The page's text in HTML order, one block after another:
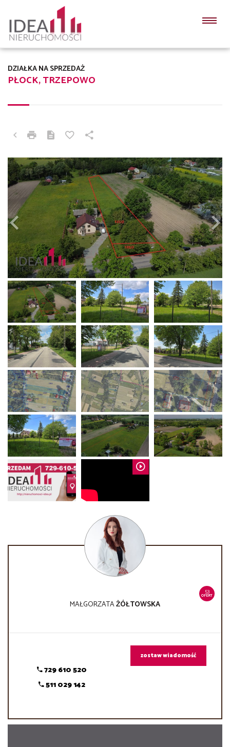
PŁOCK, TRZEPOWO
DZIAŁKA NA SPRZEDAŻ
53
OFERT
MAŁGORZATAŻÓŁTOWSKA
729 610 520
511 029 142
zostaw wiadomość